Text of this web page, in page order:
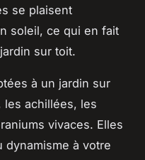
se plaisent
soleil, ce qui en fait
sur toit.
à un jardin sur
achillées, les
vivaces. Elles
dynamisme à votre